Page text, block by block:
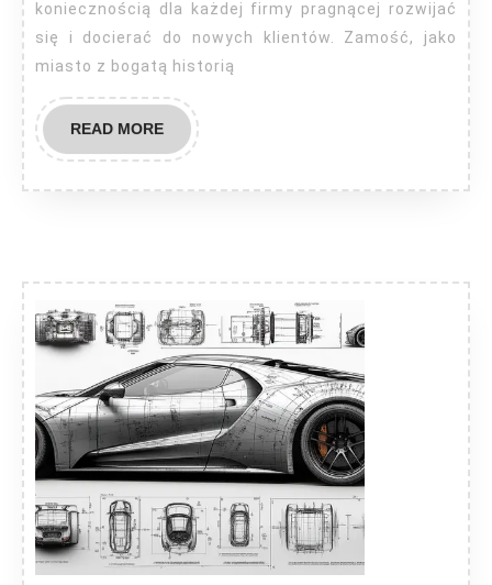
koniecznością dla każdej firmy pragnącej rozwijać
się i docierać do nowych klientów. Zamość, jako
miasto z bogatą historią
READ MOREREAD
MORE